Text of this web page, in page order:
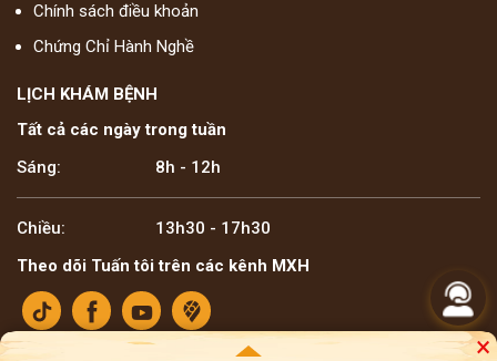
×
Chính sách điều khoản
Chứng Chỉ Hành Nghề
LỊCH KHÁM BỆNH
Tất cả các ngày trong tuần
Sáng:
8h - 12h
Chiều:
13h30 - 17h30
Theo dõi Tuấn tôi trên các kênh MXH